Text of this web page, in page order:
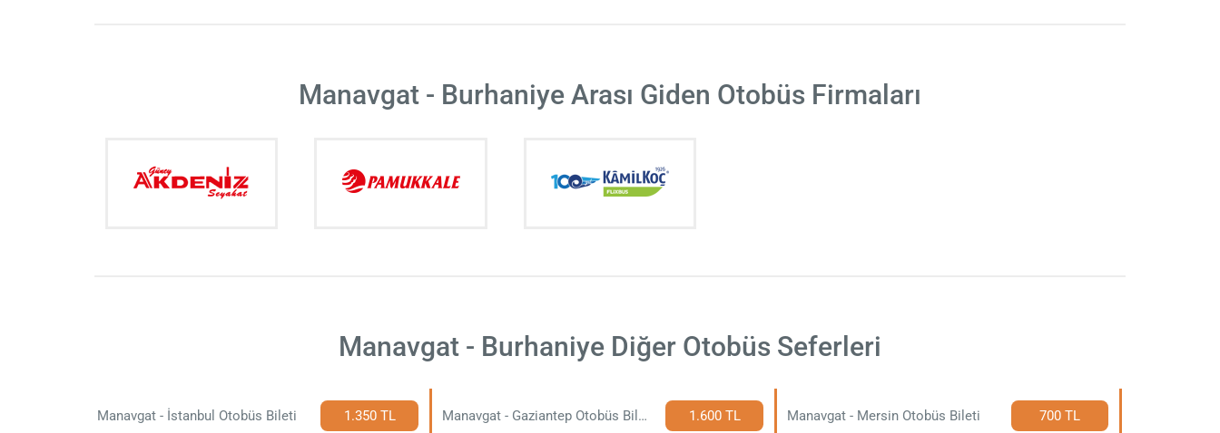
Manavgat - Burhaniye Arası Giden Otobüs Firmaları
Manavgat - Burhaniye Diğer Otobüs Seferleri
Manavgat - İstanbul Otobüs Bileti 1.350 TL Manavgat - Gaziantep Otobüs Bileti 1.600 TL Manavgat - Mersin Otobüs Bileti 700 TL